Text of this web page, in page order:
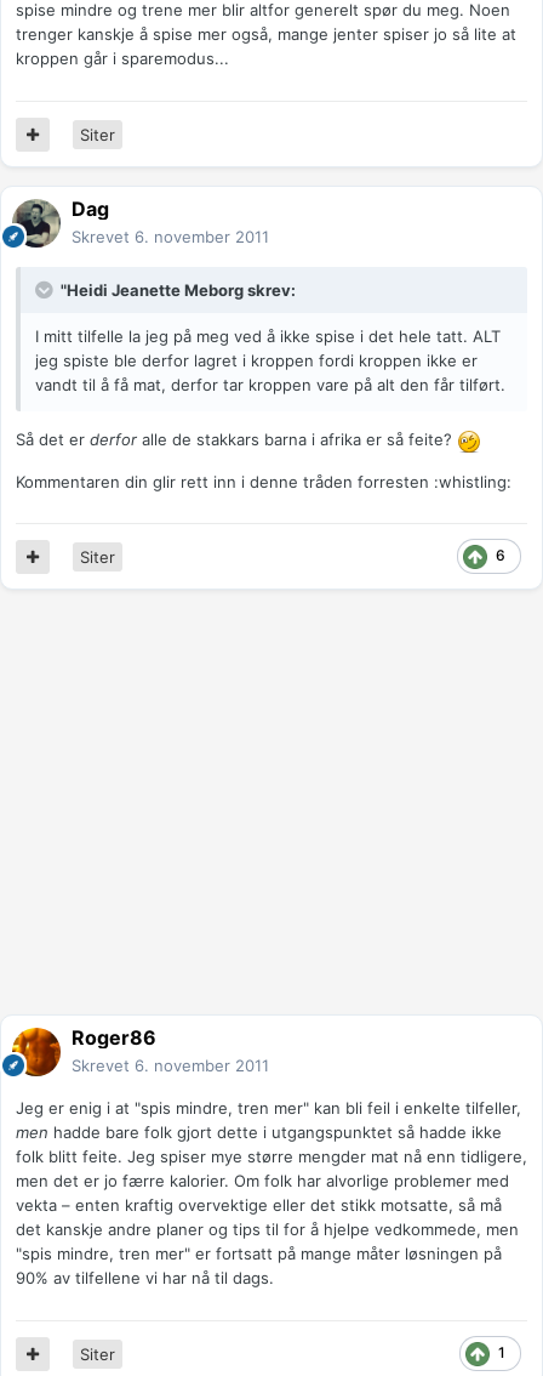
spise mindre og trene mer blir altfor generelt spør du meg. Noen
trenger kanskje å spise mer også, mange jenter spiser jo så lite at
kroppen går i sparemodus...
Siter
Dag
Skrevet 6. november 2011
"Heidi Jeanette Meborg skrev:
I mitt tilfelle la jeg på meg ved å ikke spise i det hele tatt. ALT
jeg spiste ble derfor lagret i kroppen fordi kroppen ikke er
vandt til å få mat, derfor tar kroppen vare på alt den får tilført.
Så det er derfor alle de stakkars barna i afrika er så feite?
Kommentaren din glir rett inn i denne tråden forresten :whistling:
6
Siter
Roger86
Skrevet 6. november 2011
Jeg er enig i at "spis mindre, tren mer" kan bli feil i enkelte tilfeller,
men hadde bare folk gjort dette i utgangspunktet så hadde ikke
folk blitt feite. Jeg spiser mye større mengder mat nå enn tidligere,
men det er jo færre kalorier. Om folk har alvorlige problemer med
vekta – enten kraftig overvektige eller det stikk motsatte, så må
det kanskje andre planer og tips til for å hjelpe vedkommede, men
"spis mindre, tren mer" er fortsatt på mange måter løsningen på
90% av tilfellene vi har nå til dags.
1
Siter